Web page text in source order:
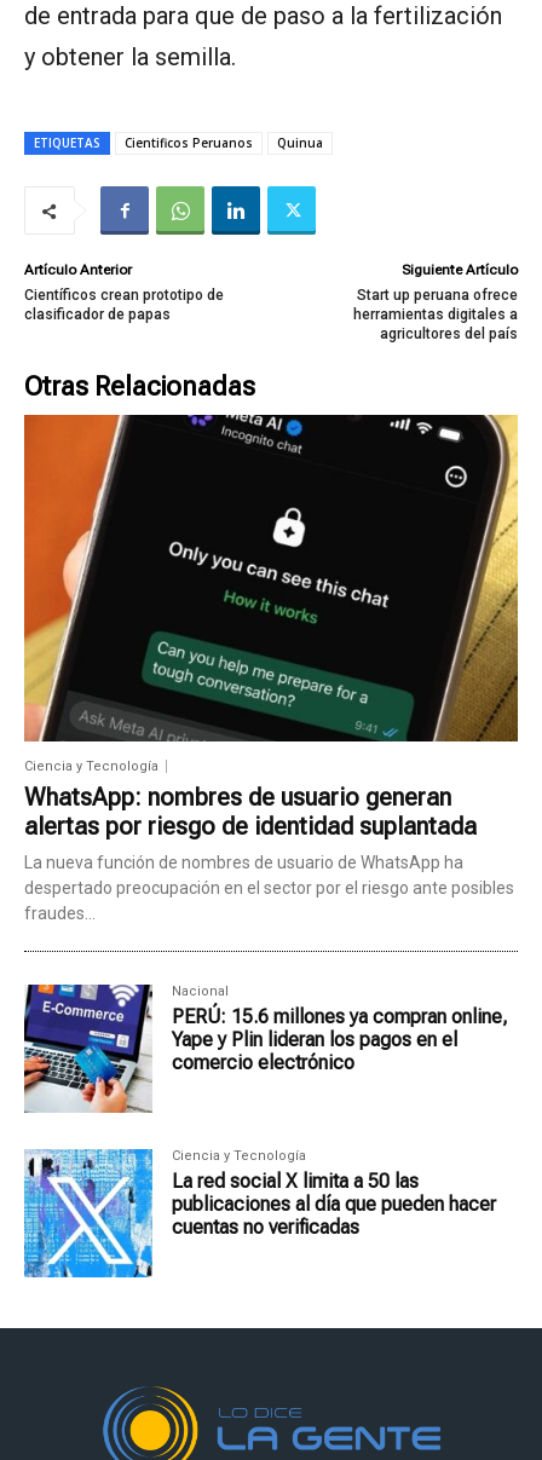
de entrada para que de paso a la fertilización
y obtener la semilla.
ETIQUETAS Cientificos Peruanos Quinua
Artículo Anterior
Científicos crean prototipo de
clasificador de papas
Siguiente Artículo
Start up peruana ofrece
herramientas digitales a
agricultores del país
Otras Relacionadas
Ciencia y Tecnología
WhatsApp: nombres de usuario generan
alertas por riesgo de identidad suplantada
La nueva función de nombres de usuario de WhatsApp ha
despertado preocupación en el sector por el riesgo ante posibles
fraudes...
Nacional
PERÚ: 15.6 millones ya compran online,
Yape y Plin lideran los pagos en el
comercio electrónico
Ciencia y Tecnología
La red social X limita a 50 las
publicaciones al día que pueden hacer
cuentas no verificadas